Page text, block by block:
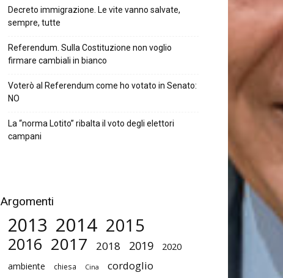
Decreto immigrazione. Le vite vanno salvate,
sempre, tutte
Referendum. Sulla Costituzione non voglio
firmare cambiali in bianco
Voterò al Referendum come ho votato in Senato:
NO
La “norma Lotito” ribalta il voto degli elettori
campani
Argomenti
2013 2014 2015
2016 2017 2018 2019 2020
ambiente chiesa Cina
cordoglio